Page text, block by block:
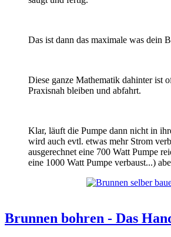
Das ist dann das maximale was dein
Diese ganze Mathematik dahinter ist
Praxisnah bleiben und abfahrt.
Klar, läuft die Pumpe dann nicht in
wird auch evtl. etwas mehr Strom
ausgerechnet eine 700 Watt Pumpe
eine 1000 Watt Pumpe verbaust...)
Brunnen bohren - Das